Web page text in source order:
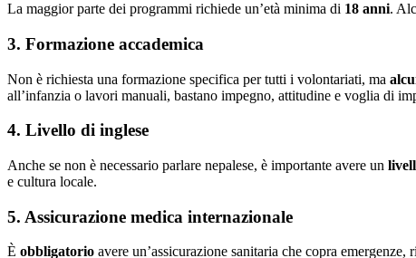
La maggior parte dei programmi richiede un’età minima di 18 anni.
3. Formazione accademica
Non è richiesta una formazione specifica per tutti i volontariati, ma
all’infanzia o lavori manuali, bastano impegno, attitudine e voglia di
4. Livello di inglese
Anche se non è necessario parlare nepalese, è importante avere un
e cultura locale.
5. Assicurazione medica internazionale
È obbligatorio avere un’assicurazione sanitaria che copra